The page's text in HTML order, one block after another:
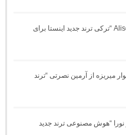
دانلود آهنگ Havası Yeter از Alisch Music “ترکی ترند جدید اینستا برای
ﻣﻴﺮﻳﺰه از آرمین نصرتی “ترند
نورا “هوش مصنوعی ترند جدید